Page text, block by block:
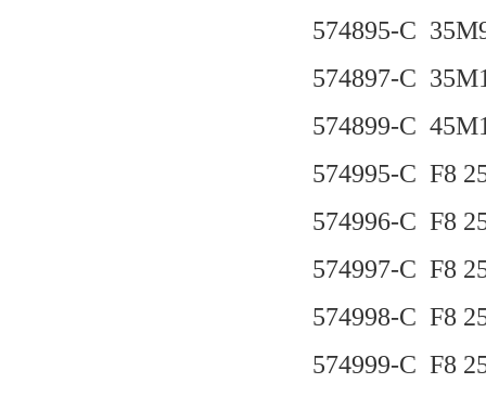
574895-C
574897-C
574899-C
574995-C F8
574996-C F8
574997-C F8
574998-C F8
574999-C F8